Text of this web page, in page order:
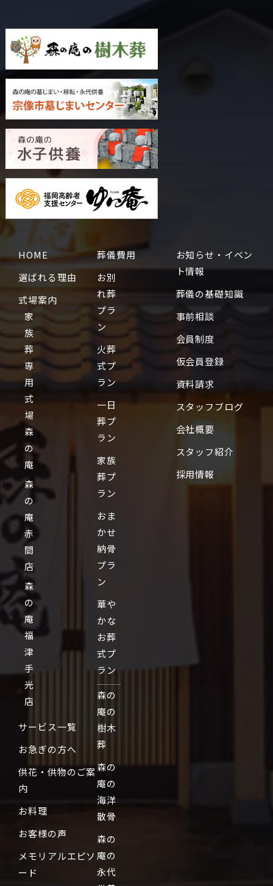
HOME
選ばれる理由
式場案内
家
族
葬
専
用
式
場
森
の
庵
森
の
庵
赤
間
店
森
の
庵
福
津
手
光
店
サービス一覧
お急ぎの方へ
供花・供物のご案
内
お料理
お客様の声
メモリアルエピソ
ード
葬儀費用
お別
れ葬
プラ
ン
火葬
式プ
ラン
一日
葬プ
ラン
家族
葬プ
ラン
おま
かせ
納骨
プラ
ン
華や
かな
お葬
式プ
ラン
森の
庵の
樹木
葬
森の
庵の
海洋
散骨
森の
庵の
永代
お知らせ・イベン
ト情報
葬儀の基礎知識
事前相談
会員制度
仮会員登録
資料請求
スタッフブログ
会社概要
スタッフ紹介
採用情報